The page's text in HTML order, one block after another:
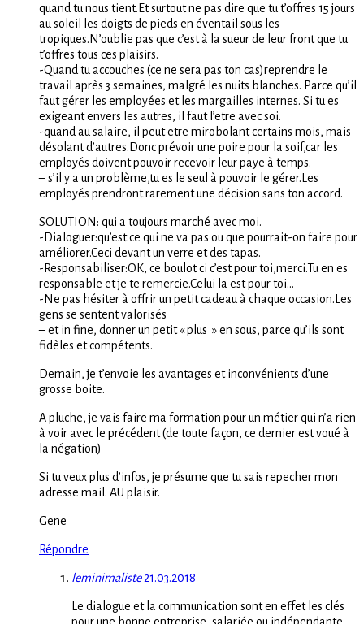
quand tu nous tient.Et surtout ne pas dire que tu t’offres 15 jours
au soleil les doigts de pieds en éventail sous les
tropiques.N’oublie pas que c’est à la sueur de leur front que tu
t’offres tous ces plaisirs.
-Quand tu accouches (ce ne sera pas ton cas)reprendre le
travail après 3 semaines, malgré les nuits blanches. Parce qu’il
faut gérer les employées et les margailles internes. Si tu es
exigeant envers les autres, il faut l’etre avec soi.
-quand au salaire, il peut etre mirobolant certains mois, mais
désolant d’autres.Donc prévoir une poire pour la soif,car les
employés doivent pouvoir recevoir leur paye à temps.
– s’il y a un problème,tu es le seul à pouvoir le gérer.Les
employés prendront rarement une décision sans ton accord.
SOLUTION: qui a toujours marché avec moi.
-Dialoguer:qu’est ce qui ne va pas ou que pourrait-on faire pour
améliorer.Ceci devant un verre et des tapas.
-Responsabiliser:OK, ce boulot ci c’est pour toi,merci.Tu en es
responsable et je te remercie.Celui la est pour toi…
-Ne pas hésiter à offrir un petit cadeau à chaque occasion.Les
gens se sentent valorisés
– et in fine, donner un petit « plus » en sous, parce qu’ils sont
fidèles et compétents.
Demain, je t’envoie les avantages et inconvénients d’une
grosse boite.
A pluche, je vais faire ma formation pour un métier qui n’a rien
à voir avec le précédent (de toute façon, ce dernier est voué à
la négation)
Si tu veux plus d’infos, je présume que tu sais repecher mon
adresse mail. AU plaisir.
Gene
Répondre
leminimaliste 21.03.2018
Le dialogue et la communication sont en effet les clés